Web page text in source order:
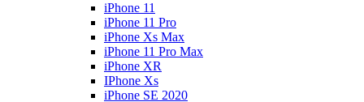
iPhone 11
iPhone 11 Pro
iPhone Xs Max
iPhone 11 Pro Max
iPhone XR
IPhone Xs
iPhone SE 2020